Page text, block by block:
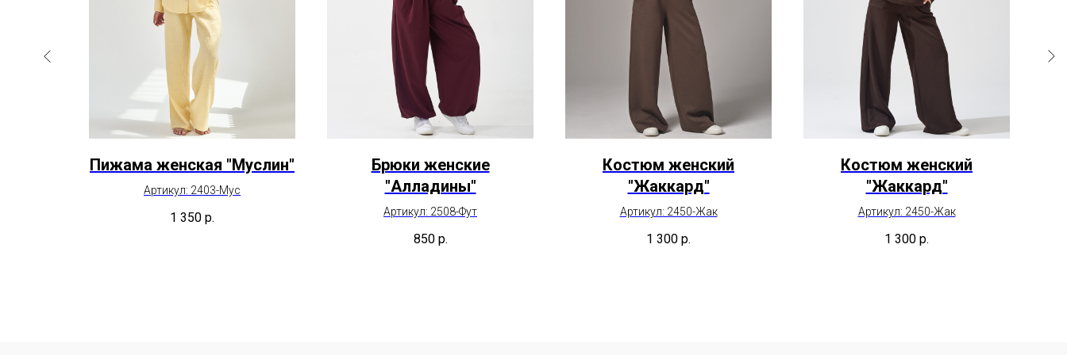
Пижама женская "Муслин"
Артикул: 2403-Мус
1 350 р.
Брюки женские
"Алладины"
Артикул: 2508-Фут
850 р.
Костюм женский
"Жаккард"
Артикул: 2450-Жак
1 300 р.
Костюм женский
"Жаккард"
Артикул: 2450-Жак
1 300 р.